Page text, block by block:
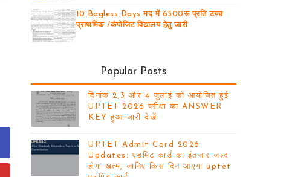
10 Bagless Days मद में 6500रू प्रति उच्च
प्राथमिक /कंपोजिट विद्यालय हेतु जारी
Popular Posts
दिनांक 2,3 और 4 जुलाई को आयोजित हुई
UPTET 2026 परीक्षा का ANSWER
KEY हुआ जारी देखें
UPTET Admit Card 2026
Updates: एडमिट कार्ड का इंतजार जल्द
होगा खत्म, जानिए किस दिन आएगा uptet